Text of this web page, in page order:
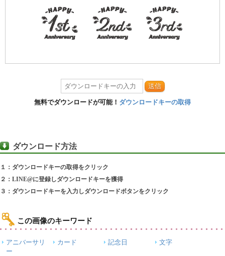
送信
無料でダウンロードが可能！ ダウンロードキーの取得
ダウンロード方法
１：ダウンロードキーの取得をクリック
２：LINE@に登録しダウンロードキーを獲得
３：ダウンロードキーを入力しダウンロードボタンをクリック
この画像のキーワード
アニバーサリ
ー
カード 記念日 文字